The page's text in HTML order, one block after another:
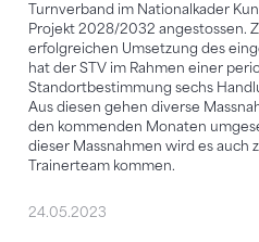
Turnverband im Nationalkader
Projekt 2028/2032 angestossen.
erfolgreichen Umsetzung des
hat der STV im Rahmen einer
Standortbestimmung sechs
Aus diesen gehen diverse
den kommenden Monaten
dieser Massnahmen wird es auch
Trainerteam kommen.
24.05.2023